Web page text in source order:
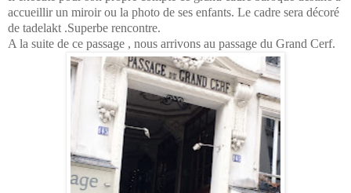
accueillir un miroir ou la photo de ses enfants. Le cadre sera décoré
de tadelakt .Superbe rencontre.
A la suite de ce passage , nous arrivons au passage du Grand Cerf.